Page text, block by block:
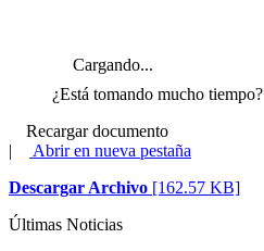
Cargando...
¿Está tomando mucho tiempo?
Recargar documento
|
Abrir en nueva pestaña
Descargar Archivo [162.57 KB]
Últimas Noticias